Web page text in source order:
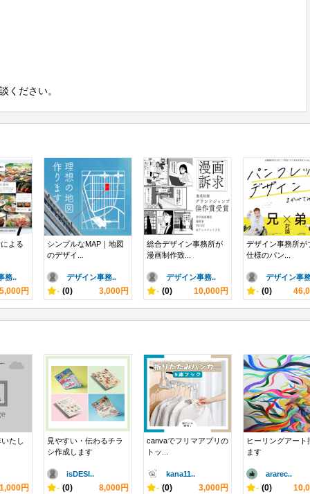
ください。
よる
務..
円
シンプルなMAP｜地図
のデザイ...
デザイン事務..
- (0) 3,000円
総合デザイン事務所が
漫画制作致...
デザイン事務..
- (0) 10,000円
デザイン事務所が
仕様のパン...
デザイン事
- (0)
たし
1,000円
見やすい・伝わるチラ
シ作成します
isDESI..
- (0) 8,000円
canvaでフリマアプリの
トッ...
kana11..
- (0) 3,000円
ヒーリングアート
ます
ararec..
- (0)